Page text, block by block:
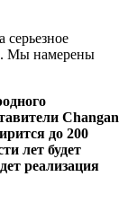
серьезное
Мы намерены
Changan
до 200
лет будет
реализация